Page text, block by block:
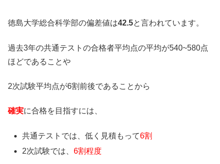
徳島大学総合科学部の偏差値は42.5と言われています。
過去3年の共通テストの合格者平均点の平均が540~580点
ほどであることや
2次試験平均点が6割前後であることから
確実に合格を目指すには、
共通テストでは、低く見積もって6割
2次試験では、6割程度